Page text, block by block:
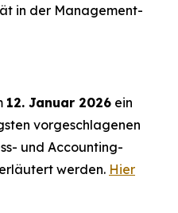
in der Management-
12. Januar 2026 ein
vorgeschlagenen
und Accounting-
werden. Hier